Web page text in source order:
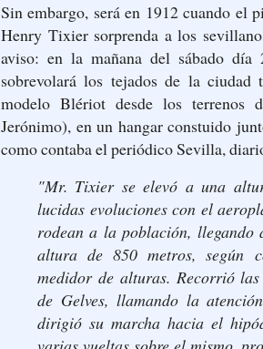
Sin embargo, será en 1912 cuando el
Henry Tixier sorprenda a los
aviso: en la mañana del sábado día
sobrevolará los tejados de la ciudad
modelo Blériot desde los terrenos
Jerónimo), en un hangar constuido
como contaba el periódico Sevilla,
"Mr. Tixier se elevó a una
lucidas evoluciones con el
rodean a la población,
altura de 850 metros, según
medidor de alturas. Recorrió
de Gelves, llamando la
dirigió su marcha hacia el